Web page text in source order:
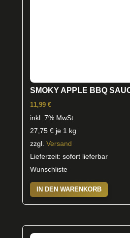
SMOKY APPLE BBQ
11,99 €
inkl. 7% MwSt.
27,75 €je 1 kg
zzgl. Versand
Lieferzeit: sofort lieferbar
Wunschliste
IN DEN WARENKORB